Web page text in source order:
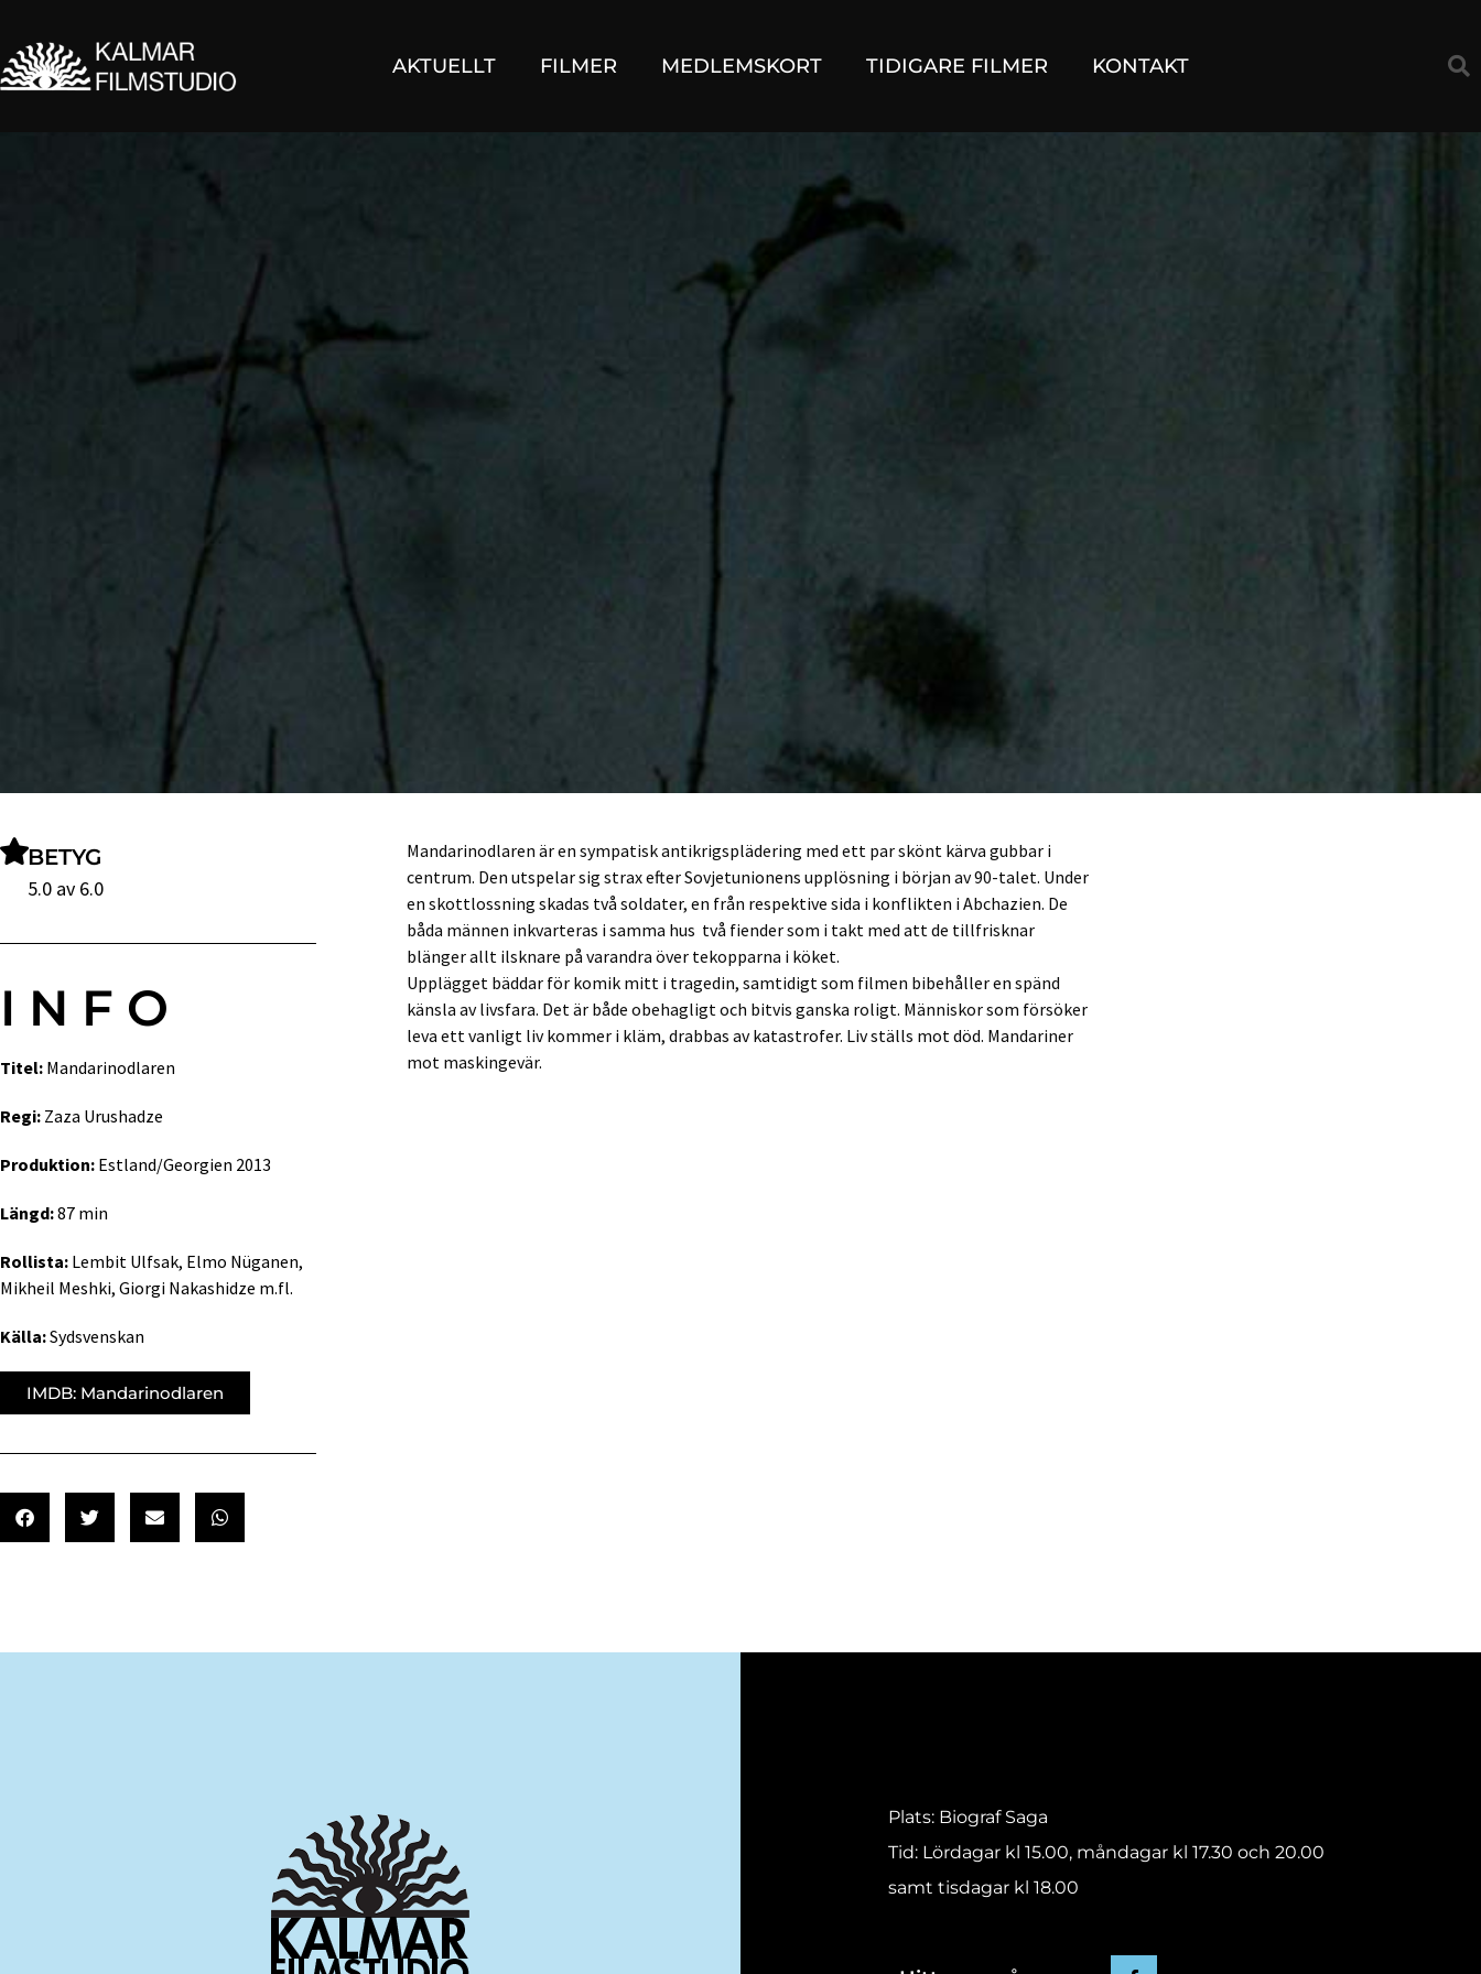
AKTUELLT FILMER MEDLEMSKORT TIDIGARE FILMER KONTAKT
BETYG
5.0 av 6.0
INFO
Titel: Mandarinodlaren
Regi: Zaza Urushadze
Produktion: Estland/Georgien 2013
Längd:87 min
Rollista: Lembit Ulfsak, Elmo Nüganen,
Mikheil Meshki, Giorgi Nakashidze m.fl.
Källa:Sydsvenskan
IMDB: Mandarinodlaren
Mandarinodlaren är en sympatisk antikrigsplädering med ett par skönt kärva gubbar i
centrum. Den utspelar sig strax efter Sovjetunionens upplösning i början av 90-talet. Under
en skottlossning skadas två soldater, en från respektive sida i konflikten i Abchazien. De
båda männen inkvarteras i samma hus  två fiender som i takt med att de tillfrisknar
blänger allt ilsknare på varandra över tekopparna i köket.
Upplägget bäddar för komik mitt i tragedin, samtidigt som filmen bibehåller en spänd
känsla av livsfara. Det är både obehagligt och bitvis ganska roligt. Människor som försöker
leva ett vanligt liv kommer i kläm, drabbas av katastrofer. Liv ställs mot död. Mandariner
mot maskingevär.
Plats: Biograf Saga
Tid: Lördagar kl 15.00, måndagar kl 17.30 och 20.00
samt tisdagar kl 18.00